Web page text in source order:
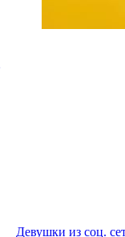
Девушки из соц.